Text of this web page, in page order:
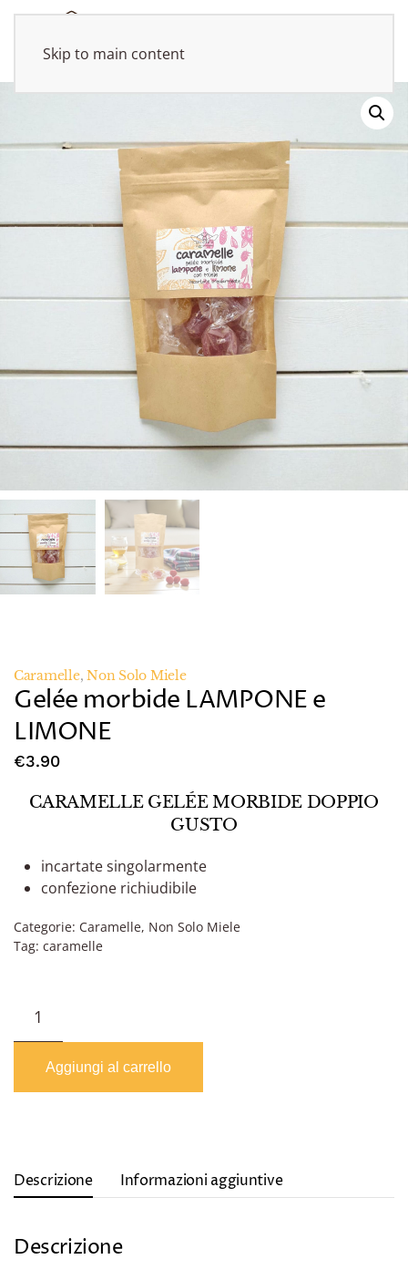
Skip to main content
Caramelle,Non Solo Miele
Gelée morbide LAMPONE e
LIMONE
€3.90
CARAMELLE GELÉE MORBIDE DOPPIO
GUSTO
incartate singolarmente
confezione richiudibile
Categorie: Caramelle, Non Solo Miele
Tag: caramelle
morbide
LAMPONE
LIMONE
Aggiungi al carrello
Descrizione Informazioni aggiuntive
Descrizione